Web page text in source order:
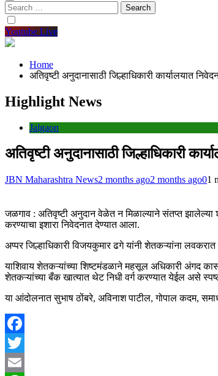
Search
for:
Youtube Live
Home
अतिवृष्टी अनुदानासाठी जिल्हाधिकारी कार्यालयात
Highlight News
Jalgaon
अतिवृष्टी अनुदानासाठी जिल्हाधिकारी
JBN Maharashtra News2 months ago2 months ago01
जळगाव : अतिवृष्टी अनुदान वेळेत न मिळाल्याने संतप्त झालेल्या
करण्याचा इशारा निवेदनात देण्यात आला.
अप्पर जिल्हाधिकारी विजयकुमार ढगे यांनी शेतकऱ्यांना
याशिवाय शेतकऱ्यांच्या शिष्टमंडळाने महसूल अधिकारी अंगद
शेतकऱ्यांच्या बँक खात्यात थेट निधी वर्ग करण्यात येईल असे
या आंदोलनात सुभाष ठोंबरे, अविनाश पाटील, गोपाल कदम,
Facebook
Twitter